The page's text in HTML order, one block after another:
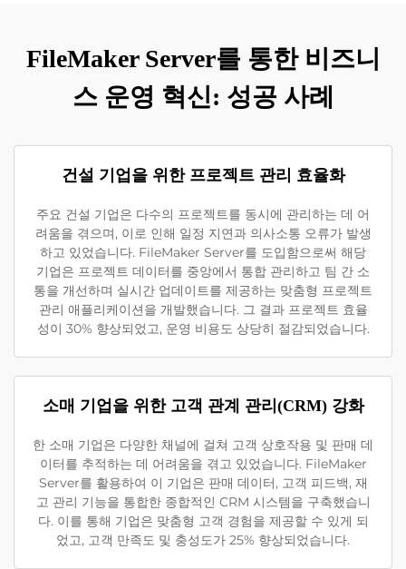
FileMaker Server를 통한 비즈니
스 운영 혁신: 성공 사례
건설 기업을 위한 프로젝트 관리 효율화
주요 건설 기업은 다수의 프로젝트를 동시에 관리하는 데 어
려움을 겪으며, 이로 인해 일정 지연과 의사소통 오류가 발생
하고 있었습니다. FileMaker Server를 도입함으로써 해당
기업은 프로젝트 데이터를 중앙에서 통합 관리하고 팀 간 소
통을 개선하며 실시간 업데이트를 제공하는 맞춤형 프로젝트
관리 애플리케이션을 개발했습니다. 그 결과 프로젝트 효율
성이 30% 향상되었고, 운영 비용도 상당히 절감되었습니다.
소매 기업을 위한 고객 관계 관리(CRM) 강화
한 소매 기업은 다양한 채널에 걸쳐 고객 상호작용 및 판매 데
이터를 추적하는 데 어려움을 겪고 있었습니다. FileMaker
Server를 활용하여 이 기업은 판매 데이터, 고객 피드백, 재
고 관리 기능을 통합한 종합적인 CRM 시스템을 구축했습니
다. 이를 통해 기업은 맞춤형 고객 경험을 제공할 수 있게 되
었고, 고객 만족도 및 충성도가 25% 향상되었습니다.